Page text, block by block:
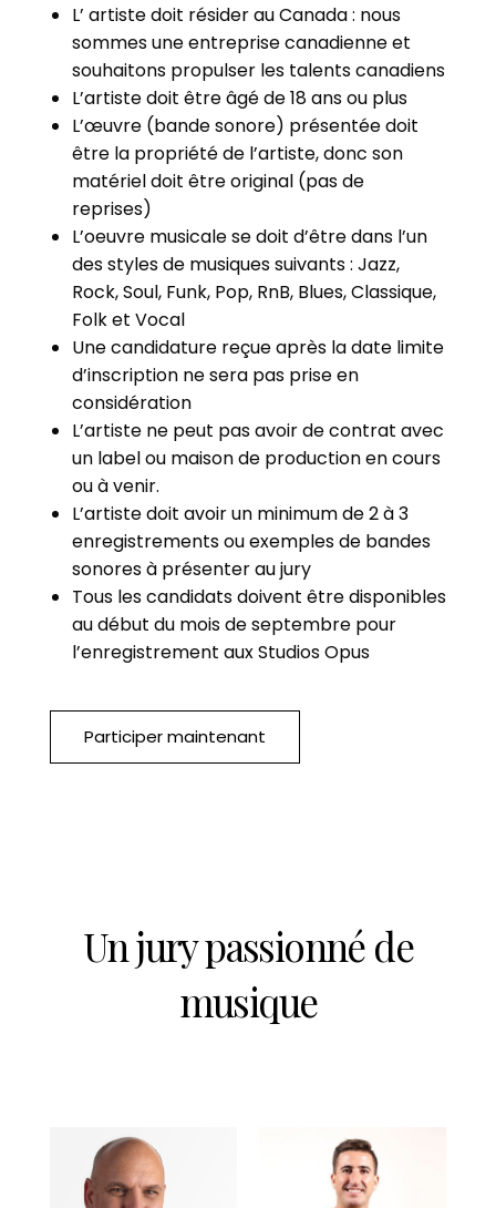
L’ artiste doit résider au Canada : nous
sommes une entreprise canadienne et
souhaitons propulser les talents canadiens
L’artiste doit être âgé de 18 ans ou plus
L’œuvre (bande sonore) présentée doit
être la propriété de l’artiste, donc son
matériel doit être original (pas de
reprises)
L’oeuvre musicale se doit d’être dans l’un
des styles de musiques suivants : Jazz,
Rock, Soul, Funk, Pop, RnB, Blues, Classique,
Folk et Vocal
Une candidature reçue après la date limite
d’inscription ne sera pas prise en
considération
L’artiste ne peut pas avoir de contrat avec
un label ou maison de production en cours
ou à venir.
L’artiste doit avoir un minimum de 2 à 3
enregistrements ou exemples de bandes
sonores à présenter au jury
Tous les candidats doivent être disponibles
au début du mois de septembre pour
l’enregistrement aux Studios Opus
Participer maintenant
Un jury passionné de
musique